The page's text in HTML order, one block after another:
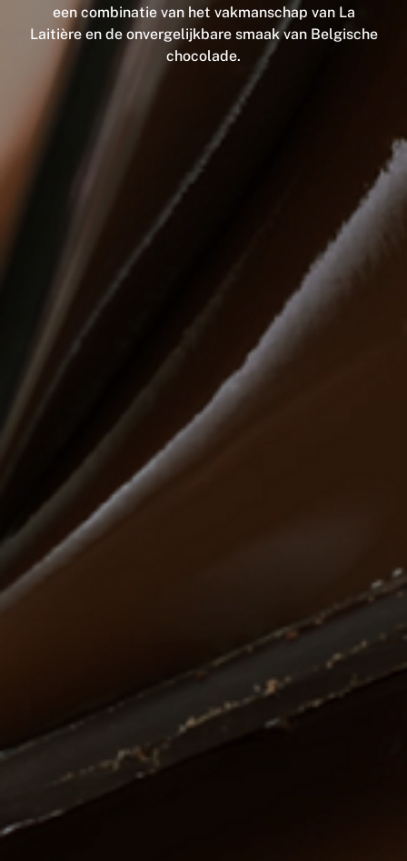
een combinatie van het vakmanschap van La
Laitière en de onvergelijkbare smaak van Belgische
chocolade.